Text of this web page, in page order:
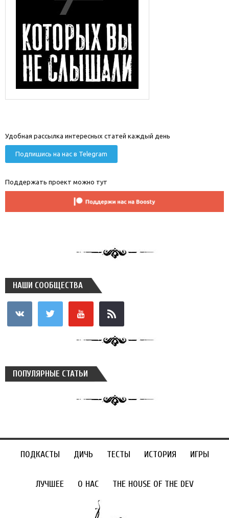
Удобная рассылка интересных статей каждый день
Подпишись на нас в Telegram
Поддержать проект можно тут
НАШИ СООБЩЕСТВА
ПОПУЛЯРНЫЕ СТАТЬИ
ПОДКАСТЫ ДИЧЬ ТЕСТЫ ИСТОРИЯ ИГРЫ
ЛУЧШЕЕ О НАС THE HOUSE OF THE DEV